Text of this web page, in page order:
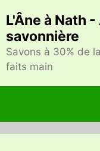
L'Âne à Nath
savonnière
Savons à 30% de
faits main